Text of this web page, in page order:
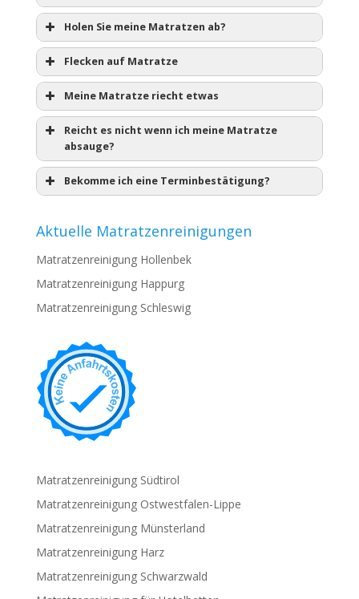
Holen Sie meine Matratzen ab?
Flecken auf Matratze
Meine Matratze riecht etwas
Reicht es nicht wenn ich meine Matratze
absauge?
Bekomme ich eine Terminbestätigung?
Aktuelle Matratzenreinigungen
Matratzenreinigung Hollenbek
Matratzenreinigung Happurg
Matratzenreinigung Schleswig
Matratzenreinigung Südtirol
Matratzenreinigung Ostwestfalen-Lippe
Matratzenreinigung Münsterland
Matratzenreinigung Harz
Matratzenreinigung Schwarzwald